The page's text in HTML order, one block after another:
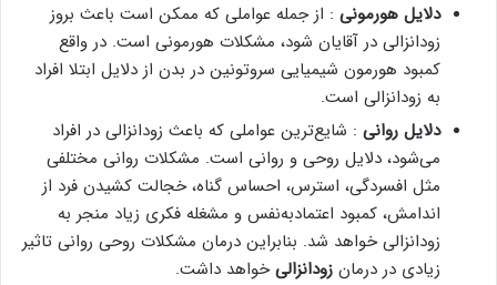
دلایل هورمونی : از جمله عواملی که ممکن است باعث بروز
زودانزالی در آقایان شود، مشکلات هورمونی است. در واقع
کمبود هورمون شیمیایی سروتونین در بدن از دلایل ابتلا افراد
به زودانزالی است.
دلایل روانی : شایع‌ترین عواملی که باعث زودانزالی در افراد
می‌شود، دلایل روحی و روانی است. مشکلات روانی مختلفی
مثل افسردگی، استرس، احساس گناه، خجالت کشیدن فرد از
اندامش، کمبود اعتمادبه‌نفس و مشغله فکری زیاد منجر به
زودانزالی خواهد شد. بنابراین درمان مشکلات روحی روانی تاثیر
زیادی در درمان زودانزالیخواهد داشت.